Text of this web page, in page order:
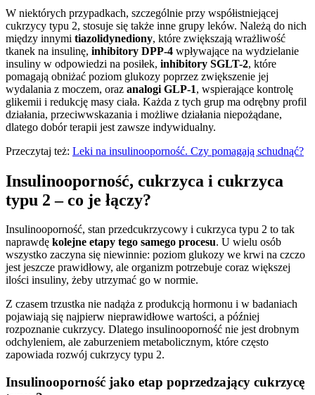
W niektórych przypadkach, szczególnie przy współistniejącej
cukrzycy typu 2, stosuje się także inne grupy leków. Należą do nich
między innymi tiazolidynediony, które zwiększają wrażliwość
tkanek na insulinę, inhibitory DPP-4 wpływające na wydzielanie
insuliny w odpowiedzi na posiłek, inhibitory SGLT-2, które
pomagają obniżać poziom glukozy poprzez zwiększenie jej
wydalania z moczem, oraz analogi GLP-1, wspierające kontrolę
glikemii i redukcję masy ciała. Każda z tych grup ma odrębny profil
działania, przeciwwskazania i możliwe działania niepożądane,
dlatego dobór terapii jest zawsze indywidualny.
Przeczytaj też: Leki na insulinooporność. Czy pomagają schudnąć?
Insulinooporność, cukrzyca i cukrzyca
typu 2 – co je łączy?
Insulinooporność, stan przedcukrzycowy i cukrzyca typu 2 to tak
naprawdę kolejne etapy tego samego procesu. U wielu osób
wszystko zaczyna się niewinnie: poziom glukozy we krwi na czczo
jest jeszcze prawidłowy, ale organizm potrzebuje coraz większej
ilości insuliny, żeby utrzymać go w normie.
Z czasem trzustka nie nadąża z produkcją hormonu i w badaniach
pojawiają się najpierw nieprawidłowe wartości, a później
rozpoznanie cukrzycy. Dlatego insulinooporność nie jest drobnym
odchyleniem, ale zaburzeniem metabolicznym, które często
zapowiada rozwój cukrzycy typu 2.
Insulinooporność jako etap poprzedzający cukrzycę